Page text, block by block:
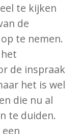
te kijken
de
te nemen.
de inspraak
het is wel
die nu al
te duiden.